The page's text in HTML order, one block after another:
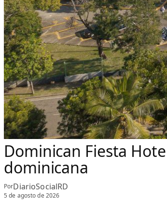
Dominican Fiesta
dominicana
PorDiarioSocialRD
5 de agosto de 2026